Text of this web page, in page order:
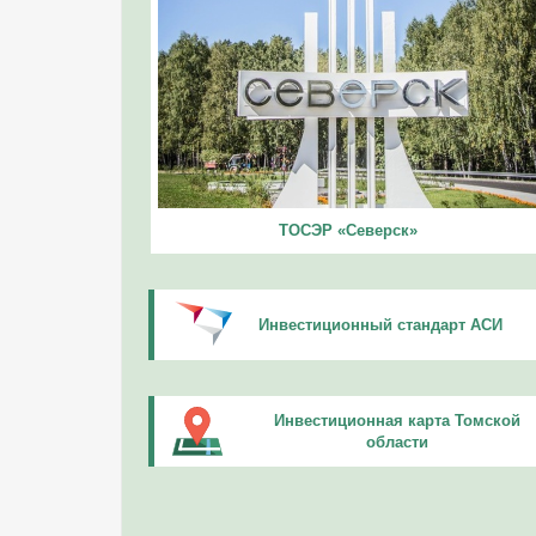
ТОСЭР «Северск»
Инвестиционный стандарт АСИ
Инвестиционная карта Томской
области